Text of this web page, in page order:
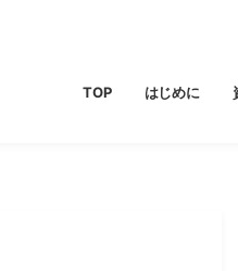
TOP はじめに